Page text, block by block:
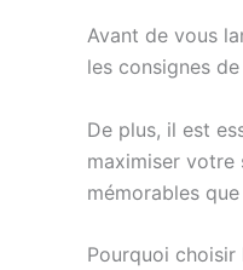
Avant de vous
les consignes
De plus, il est
maximiser votre
mémorables
Pourquoi choisir